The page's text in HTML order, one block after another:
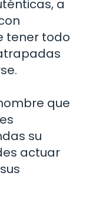
a
tener todo
que
su
actuar